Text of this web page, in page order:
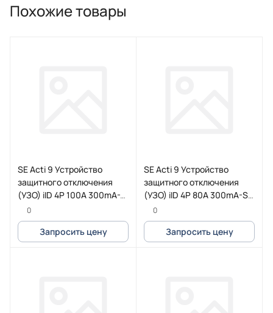
Похожие товары
SE Acti 9 Устройство
защитного отключения
(УЗО) iID 4P 100A 300mA-S
AC0
Запросить цену
SE Acti 9 Устройство
защитного отключения
(УЗО) iID 4P 80A 300mA-S
AC0
Запросить цену